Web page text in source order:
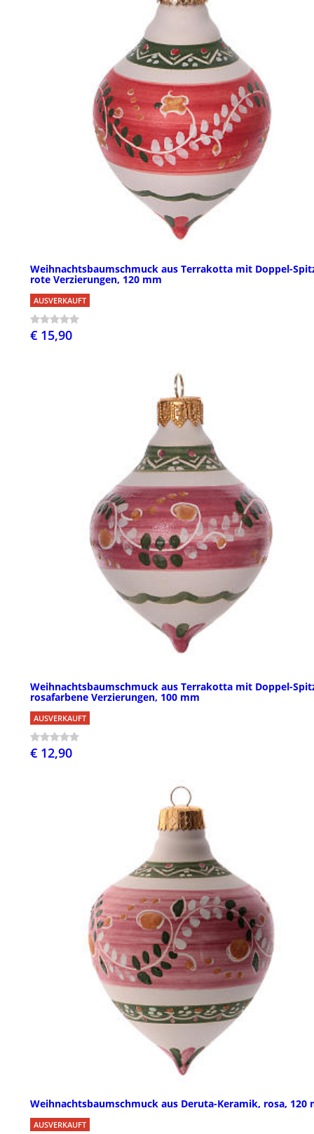
Weihnachtsbaumschmuck aus Terrakotta mit Doppel-
rote Verzierungen, 120 mm
AUSVERKAUFT
€ 15,90
Weihnachtsbaumschmuck aus Terrakotta mit Doppel-
rosafarbene Verzierungen, 100 mm
AUSVERKAUFT
€ 12,90
Weihnachtsbaumschmuck aus Deruta-Keramik, rosa, 120
AUSVERKAUFT